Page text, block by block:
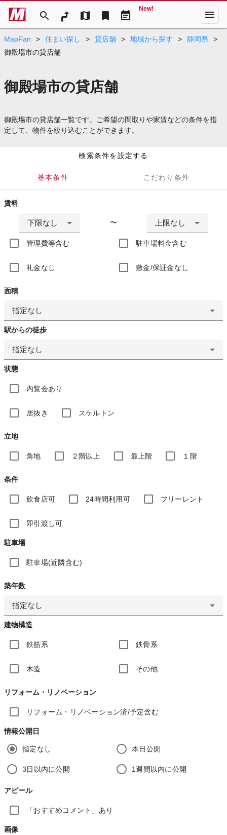
search map bookmark event_note
New! menu
MapFan > 住まい探し > 貸店舗 > 地域から探す > 静岡県
>
御殿場市の貸店舗
御殿場市の貸店舗
御殿場市の貸店舗一覧です。ご希望の間取りや家賃などの条件を指
定して、物件を絞り込むことができます。
検索条件を設定する
基本条件 こだわり条件
賃料
下限なし 〜 上限なし
管理費等含む 駐車場料金含む
礼金なし 敷金/保証金なし
面積
指定なし
駅からの徒歩
指定なし
状態
内覧会あり
居抜き スケルトン
立地
角地 ２階以上 最上階 １階
条件
飲食店可 24時間利用可 フリーレント
即引渡し可
駐車場
駐車場(近隣含む)
築年数
指定なし
建物構造
鉄筋系 鉄骨系
木造 その他
リフォーム・リノベーション
リフォーム・リノベーション済/予定含む
情報公開日
指定なし 本日公開
3日以内に公開 1週間以内に公開
アピール
「おすすめコメント」あり
画像